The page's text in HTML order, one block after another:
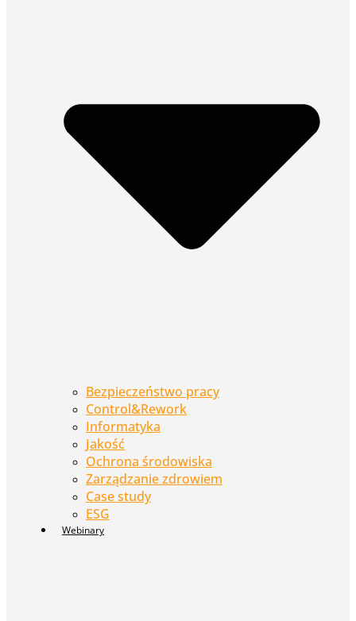
Bezpieczeństwo pracy
Control&Rework
Informatyka
Jakość
Ochrona środowiska
Zarządzanie zdrowiem
Case study
ESG
Webinary